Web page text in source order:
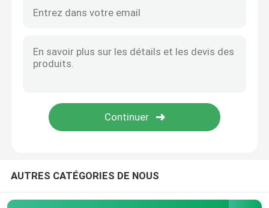
Système de refroidissement
AUTRES CATÉGORIES DE NOUS